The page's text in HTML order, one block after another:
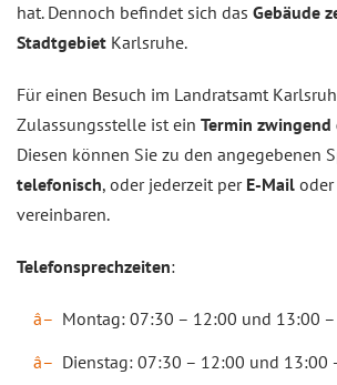
hat. Dennoch befindet sich das Gebäude
Stadtgebiet Karlsruhe.
Für einen Besuch im Landratsamt
Zulassungsstelle ist ein Termin
Diesen können Sie zu den angegebenen
telefonisch, oder jederzeit per E-Mail oder
vereinbaren.
Telefonsprechzeiten:
Montag: 07:30 – 12:00 und 13:00
Dienstag: 07:30 – 12:00 und 13:00